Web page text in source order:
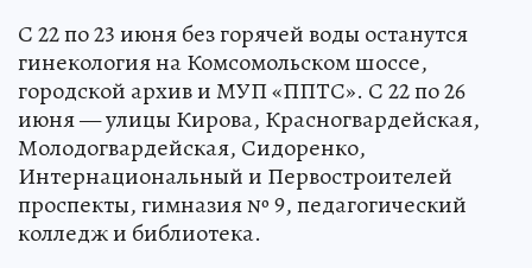
С 22 по 23 июня без горячей воды останутся
гинекология на Комсомольском шоссе,
городской архив и МУП «ППТС». С 22 по 26
июня — улицы Кирова, Красногвардейская,
Молодогвардейская, Сидоренко,
Интернациональный и Первостроителей
проспекты, гимназия № 9, педагогический
колледж и библиотека.